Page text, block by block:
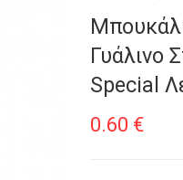
Γυάλινο
Special
0.60 €